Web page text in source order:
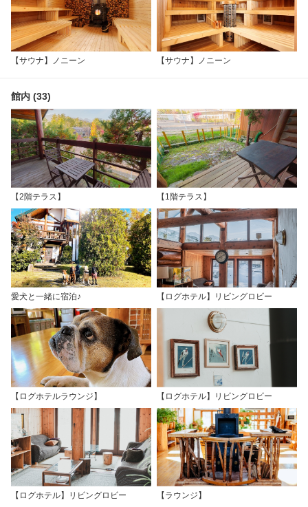
【サウナ】ノニーン 【サウナ】ノニーン
館内 (33)
【2階テラス】 【1階テラス】
愛犬と一緒に宿泊♪ 【ログホテル】リビングロビー
【ログホテルラウンジ】 【ログホテル】リビングロビー
【ログホテル】リビングロビー 【ラウンジ】